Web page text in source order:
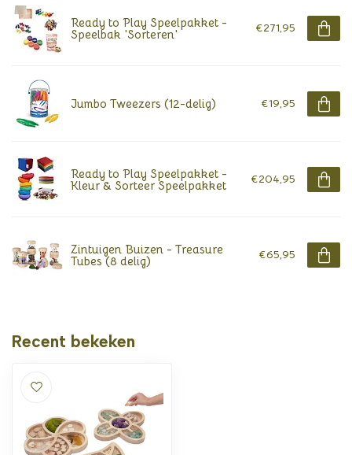
Ready to Play Speelpakket -
Speelbak 'Sorteren' €271,95
Jumbo Tweezers (12-delig) €19,95
Ready to Play Speelpakket -
Kleur & Sorteer Speelpakket €204,95
Zintuigen Buizen - Treasure
Tubes (8 delig) €65,95
Recent bekeken